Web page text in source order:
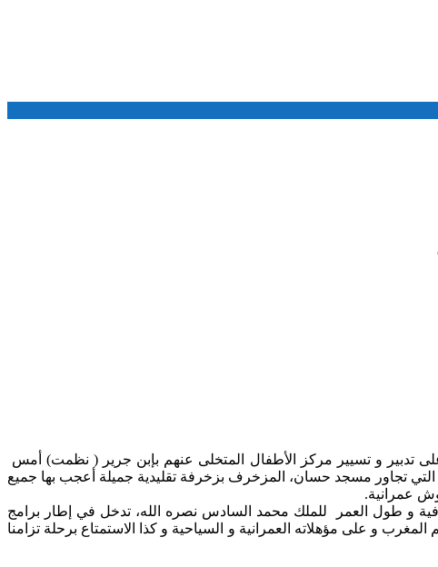
المشرفة على تدبير و تسيير مركز الأطفال المتخلى عنهم بإبن جرير ( نظمت) أمس
التي تجاور مسجد حسان، المزخرف بزخرفة تقليدية جميلة أعجب بها جميع
عمرانية.
و طول العمر للملك محمد السادس نصره الله، تدخل في إطار برامج
المغرب و على مؤهلاته العمرانية و السياحية و كذا الاستمتاع برحلة تزامنا